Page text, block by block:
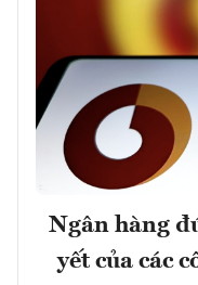
Ngân hàng
yết của các